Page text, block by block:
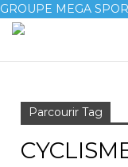
GROUPE MEGA
2023/pl/P
Parcourir Tag